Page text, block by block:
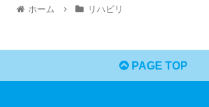
ホーム リハビリ
PAGE TOP